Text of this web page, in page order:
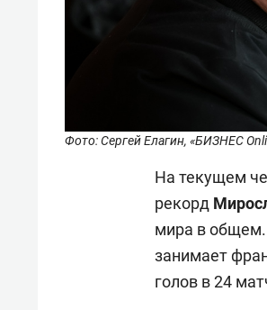
Фото: Сергей Елагин, «БИЗНЕС
На текущем
рекорд
мира в общем.
занимает
голов в 24